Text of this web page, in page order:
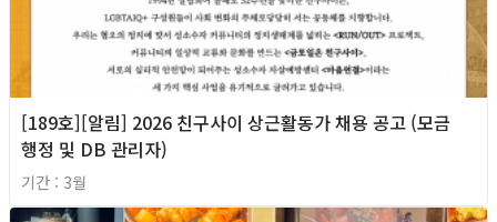
[189호][알림] 2026 친구사이 상근활동가 채용 공고 (모금
행정 및 DB 관리자)
기간 : 3월